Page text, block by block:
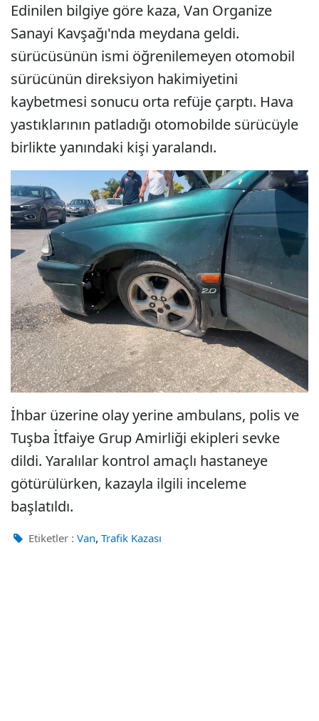
Edinilen bilgiye göre kaza, Van Organize
Sanayi Kavşağı'nda meydana geldi.
sürücüsünün ismi öğrenilemeyen otomobil
sürücünün direksiyon hakimiyetini
kaybetmesi sonucu orta refüje çarptı. Hava
yastıklarının patladığı otomobilde sürücüyle
birlikte yanındaki kişi yaralandı.
İhbar üzerine olay yerine ambulans, polis ve
Tuşba İtfaiye Grup Amirliği ekipleri sevke
dildi. Yaralılar kontrol amaçlı hastaneye
götürülürken, kazayla ilgili inceleme
başlatıldı.
Etiketler : Van, Trafik Kazası